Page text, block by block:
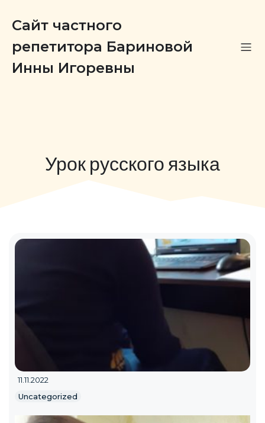
Сайт частного
репетитора Бариновой
Инны Игоревны
Урок русского языка
11.11.2022
Uncategorized